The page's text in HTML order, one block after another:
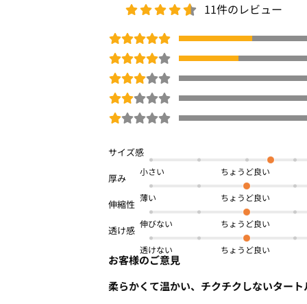
※ご覧のモニター環境により画像の色味
※撮影照明の関係により実際の色味と
め、ご了承ください。
□洗濯機OK(ネット使用)
ネット限定 秋冬号
11件のレビュー
小さい
薄い
伸びない
透けない
お客様のご意見
柔らかくて温かい、チクチクしないタート